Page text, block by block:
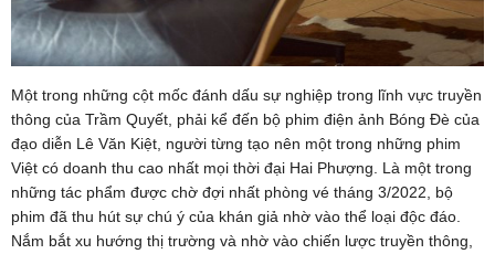
Một trong những cột mốc đánh dấu sự nghiệp trong lĩnh vực truyền
thông của Trầm Quyết, phải kể đến bộ phim điện ảnh Bóng Đè của
đạo diễn Lê Văn Kiệt, người từng tạo nên một trong những phim
Việt có doanh thu cao nhất mọi thời đại Hai Phượng. Là một trong
những tác phẩm được chờ đợi nhất phòng vé tháng 3/2022, bộ
phim đã thu hút sự chú ý của khán giả nhờ vào thể loại độc đáo.
Nắm bắt xu hướng thị trường và nhờ vào chiến lược truyền thông,